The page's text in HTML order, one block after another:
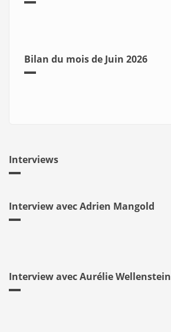
Bilan du mois de Juin 2026
Interviews
Interview avec Adrien Mangold
Interview avec Aurélie Wellenstein